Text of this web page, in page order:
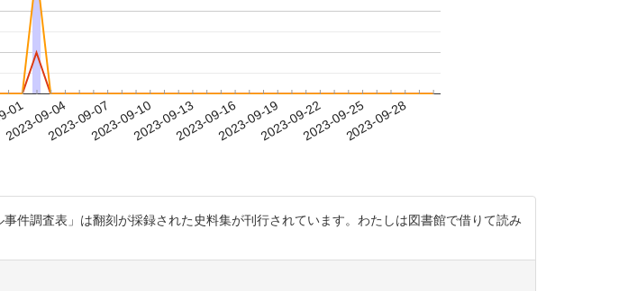
01
2023-09-042023-09-072023-09-102023-09-132023-09-162023-09-192023-09-222023-09-252023-09-28
調査表」は翻刻が採録された史料集が刊行されています。わたしは図書館で借りて読み